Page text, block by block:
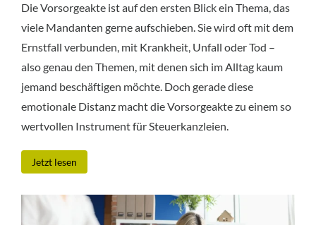
Die Vorsorgeakte ist auf den ersten Blick ein Thema, das
viele Mandanten gerne aufschieben. Sie wird oft mit dem
Ernstfall verbunden, mit Krankheit, Unfall oder Tod –
also genau den Themen, mit denen sich im Alltag kaum
jemand beschäftigen möchte. Doch gerade diese
emotionale Distanz macht die Vorsorgeakte zu einem so
wertvollen Instrument für Steuerkanzleien.
Jetzt lesen